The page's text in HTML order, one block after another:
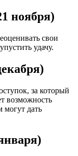
ноября)
свои
удачу.
за который
возможность
могут дать